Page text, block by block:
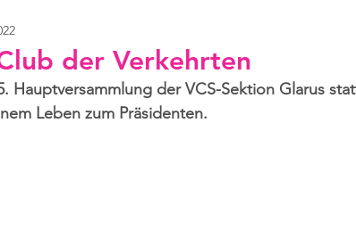
der Verkehrten
Hauptversammlung der VCS-Sektion Glarus
Leben zum Präsidenten.